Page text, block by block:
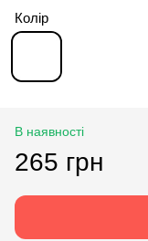
Колір
В наявності
265 грн